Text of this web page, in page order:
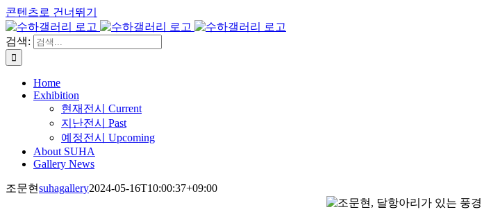
콘텐츠로 건너뛰기
검색:
Home
Exhibition
현재전시 Current
지난전시 Past
예정전시 Upcoming
About SUHA
Gallery News
조문현suhagallery2024-05-16T10:00:37+09:00